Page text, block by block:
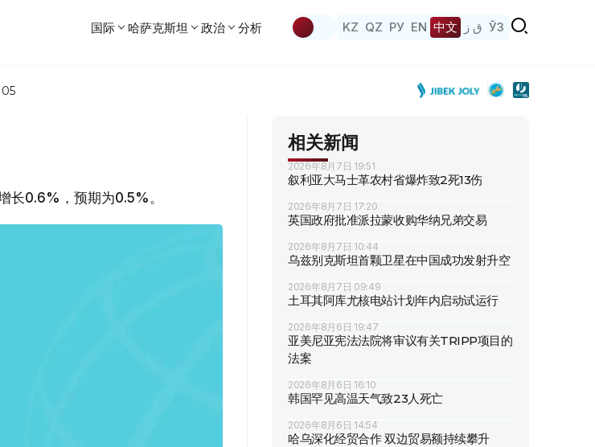
国际 哈萨克斯坦 政治 分析 KZ QZ РУ EN 中文 ق ز ЎЗ
长0.6%，预期为0.5%。
相关新闻
2026年8月7日 19:51
叙利亚大马士革农村省爆炸致2死13伤
2026年8月7日 17:20
英国政府批准派拉蒙收购华纳兄弟交易
2026年8月7日 10:44
乌兹别克斯坦首颗卫星在中国成功发射升空
2026年8月7日 09:49
土耳其阿库尤核电站计划年内启动试运行
2026年8月6日 19:47
亚美尼亚宪法法院将审议有关TRIPP项目的
法案
2026年8月6日 16:10
韩国罕见高温天气致23人死亡
2026年8月6日 14:54
哈乌深化经贸合作 双边贸易额持续攀升